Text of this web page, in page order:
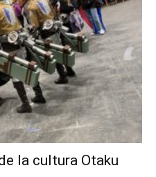
la cultura Otaku